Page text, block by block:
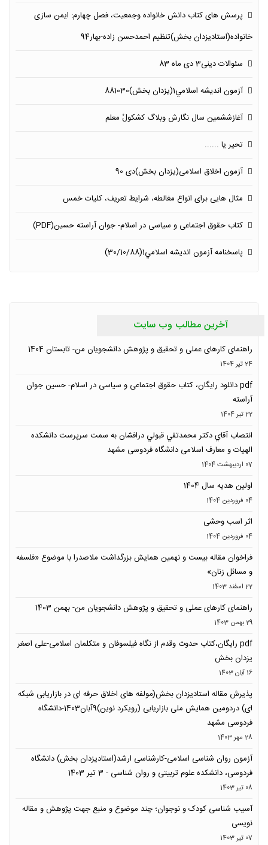
پرسش های کتاب دانش خانواده وجمعیت، فصل چهارم: ایمن سازی
خانواده(استادیزدان بخش)تنظیم احمدحسن زاده-بهار94
سئوالات دینی3 دی ماه 83
آزمون انديشه اسلامي1(یزدان بخش)881030
آغازششمین سال نگارش وبلاگ كشكولْ معلم
تحیر یا ......
آزمون اخلاق اسلامی(یزدان بخش)دی 90
مثال هایی برای انواع مغالطه، شرایط تعریف، کلیات خمس
کتاب حقوق اجتماعی و سياسى در اسلام- جوان آراسته حسين‏(PDF)
پاسخنامه آزمون انديشه اسلامي1(30/10/88)
آخرین مطالب وب سایت
راهنمای کارهای عملی و تحقیق و پژوهش دانشجویان من- تابستان 1404
24 تیر 1404
pdf دانلود رایگان، کتاب حقوق اجتماعی و سیاسی در اسلام- حسین جوان
آراسته
22 تیر 1404
انتصاب آقاي دكتر محمدتقي قبولي درافشان به سمت سرپرست دانشکده
الهیات و معارف اسلامی دانشگاه فردوسی مشهد
07 ارديبهشت 1404
اولین هدیه سال 1404
04 فروردين 1404
اثر اسب وحشی
04 فروردين 1404
فراخوان مقاله بیست و نهمین همایش بزرگداشت ملاصدرا با موضوع «فلسفه
و مسائل زنان»
22 اسفند 1403
راهنمای کارهای عملی و تحقیق و پژوهش دانشجویان من- بهمن 1403
29 بهمن 1403
pdf رایگان،کتاب حدوث وقدم از نگاه فیلسوفان و متکلمان اسلامی-علی اصغر
یزدان بخش
16 آبان 1403
پذیرش مقاله استادیزدان بخش(مولفه های اخلاق حرفه ای در بازاریابی شبکه
ای) دردومین همایش ملی بازاریابی (رویکرد نوین)9آبان1403-دانشگاه
فردوسی مشهد
28 مهر 1403
آزمون روان شناسی اسلامی-کارشناسی ارشد(استادیزدان بخش) دانشگاه
فردوسی، دانشکده علوم تربیتی و روان شناسی - 3 تیر 1403
08 تیر 1403
آسیب شناسی کودک و نوجوان؛ چند موضوع و منبع جهت پژوهش و مقاله
نویسی
07 تیر 1403